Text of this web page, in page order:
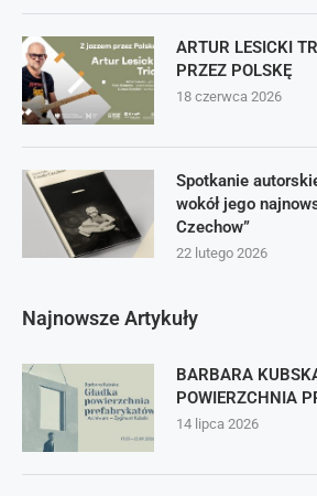
ARTUR LESICKI
PRZEZ POLSKĘ
18 czerwca 2026
Spotkanie
wokół jego
Czechow”
22 lutego 2026
Najnowsze Artykuły
BARBARA
POWIERZCHNIA
14 lipca 2026